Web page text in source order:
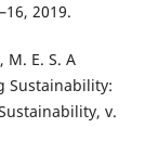
2019.
M. E. S. A
Sustainability:
v.